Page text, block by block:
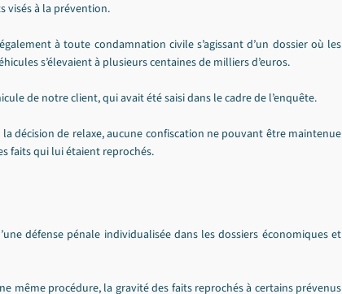
visés à la prévention.
à toute condamnation civile s’agissant d’un dossier où les
s’élevaient à plusieurs centaines de milliers d’euros.
de notre client, qui avait été saisi dans le cadre de l’enquête.
décision de relaxe, aucune confiscation ne pouvant être maintenue
faits qui lui étaient reprochés.
défense pénale individualisée dans les dossiers économiques et
même procédure, la gravité des faits reprochés à certains prévenus